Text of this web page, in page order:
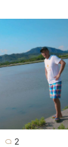
2